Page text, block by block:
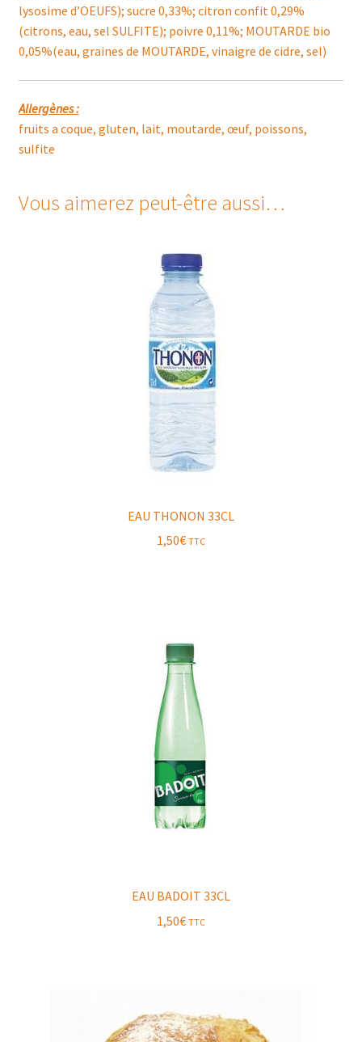
lysosime d’OEUFS); sucre 0,33%; citron confit 0,29%
(citrons, eau, sel SULFITE); poivre 0,11%; MOUTARDE bio
0,05%(eau, graines de MOUTARDE, vinaigre de cidre, sel)
Allergènes :
fruits a coque, gluten, lait, moutarde, œuf, poissons,
sulfite
Vous aimerez peut-être aussi…
EAU THONON 33CL
1,50€ TTC
EAU BADOIT 33CL
1,50€ TTC